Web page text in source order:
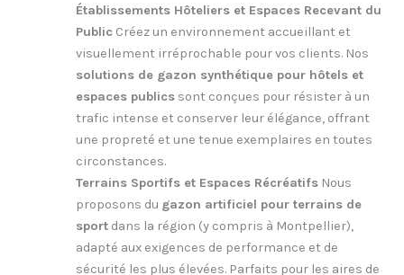
Établissements Hôteliers et Espaces Recevant du
PublicCréez un environnement accueillant et
visuellement irréprochable pour vos clients. Nos
solutions de gazon synthétique pour hôtels et
espaces publicssont conçues pour résister à un
trafic intense et conserver leur élégance, offrant
une propreté et une tenue exemplaires en toutes
circonstances.
Terrains Sportifs et Espaces RécréatifsNous
proposons du gazon artificiel pour terrains de
sportdans la région (y compris à Montpellier),
adapté aux exigences de performance et de
sécurité les plus élevées. Parfaits pour les aires de